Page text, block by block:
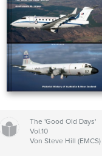
The 'Good Old Days'
Vol.10
Von Steve Hill (EMCS)